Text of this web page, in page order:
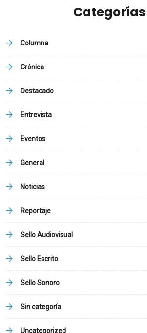
Categorías
Columna
Crónica
Destacado
Entrevista
Eventos
General
Noticias
Reportaje
Sello Audiovisual
Sello Escrito
Sello Sonoro
Sin categoría
Uncategorized